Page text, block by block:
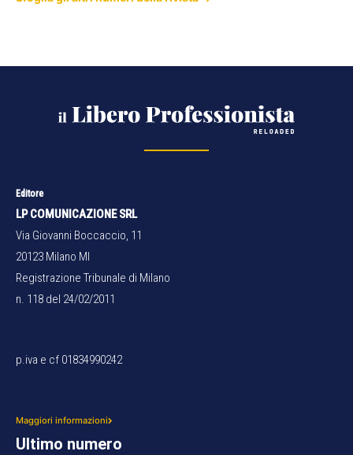
Editore
LP COMUNICAZIONE SRL
Via Giovanni Boccaccio, 11
20123 Milano MI
Registrazione Tribunale di Milano
n. 118 del 24/02/2011
p.iva e cf 01834990242
Maggiori informazioni
Ultimo numero